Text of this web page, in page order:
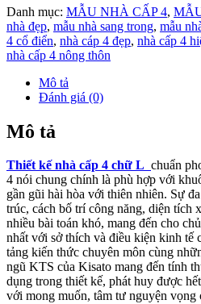
Danh mục: MẪU NHÀ CẤP 4,
nhà đẹp, mẫu nhà sang trong, mẫu
4 cổ điển, nhà cáp 4 đẹp, nhà cấp 4
nhà cấp 4 nông thôn
Mô tả
Đánh giá (0)
Mô tả
Thiết kế nhà cấp 4 chữ L chuẩn
4 nói chung chính là phù hợp với
gần gũi hài hòa với thiên nhiên. Sự
trúc, cách bố trí công năng, diện tích
nhiều bài toán khó, mang đến cho
nhất với sở thích và điều kiện kinh tế
tảng kiến thức chuyên môn cùng
ngũ KTS của Kisato mang đến tính
dụng trong thiết kế, phát huy được
với mong muốn, tâm tư nguyện vọng